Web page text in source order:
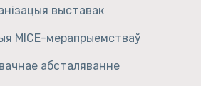
выставак
MICE-мерапрыемстваў
абсталяванне